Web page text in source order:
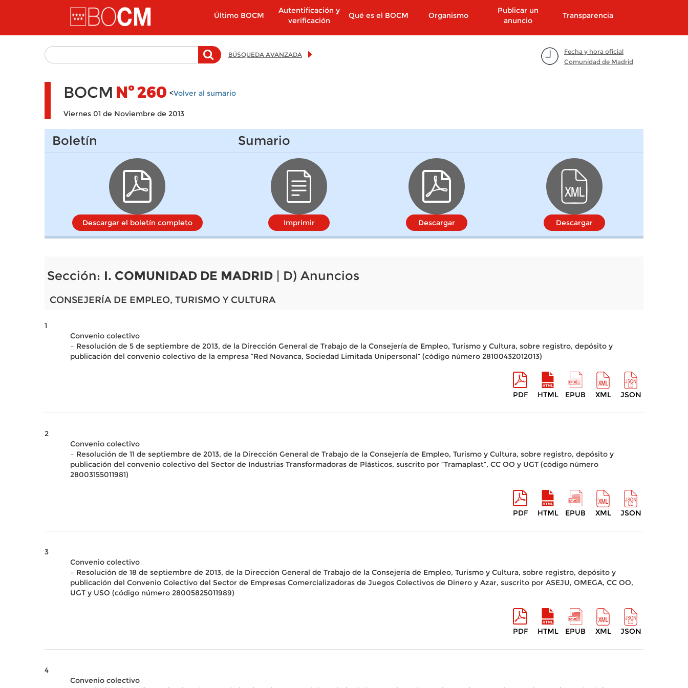
Pasar al contenido principal
Último BOCM
Autentificación y
verificación
Qué es el BOCM Organismo
Publicar un
anuncio
Transparencia
Fecha y hora oficial
Comunidad de Madrid
BÚSQUEDA AVANZADA
BOCM Nº260 <Volver al sumario
Viernes 01 de Noviembre de 2013
Boletín
Descargar el boletín completo
Sumario
Imprimir Descargar Descargar
Sección: I. COMUNIDAD DE MADRID | D) Anuncios
CONSEJERÍA DE EMPLEO, TURISMO Y CULTURA
1
Convenio colectivo
– Resolución de 5 de septiembre de 2013, de la Dirección General de Trabajo de la Consejería de Empleo, Turismo y Cultura, sobre registro, depósito y
publicación del convenio colectivo de la empresa “Red Novanca, Sociedad Limitada Unipersonal” (código número 28100432012013)
PDF HTML EPUB XML JSON
2
Convenio colectivo
– Resolución de 11 de septiembre de 2013, de la Dirección General de Trabajo de la Consejería de Empleo, Turismo y Cultura, sobre registro, depósito y
publicación del convenio colectivo del Sector de Industrias Transformadoras de Plásticos, suscrito por “Tramaplast”, CC OO y UGT (código número
28003155011981)
PDF HTML EPUB XML JSON
3
Convenio colectivo
– Resolución de 18 de septiembre de 2013, de la Dirección General de Trabajo de la Consejería de Empleo, Turismo y Cultura, sobre registro, depósito y
publicación del Convenio Colectivo del Sector de Empresas Comercializadoras de Juegos Colectivos de Dinero y Azar, suscrito por ASEJU, OMEGA, CC OO,
UGT y USO (código número 28005825011989)
PDF HTML EPUB XML JSON
4
Convenio colectivo